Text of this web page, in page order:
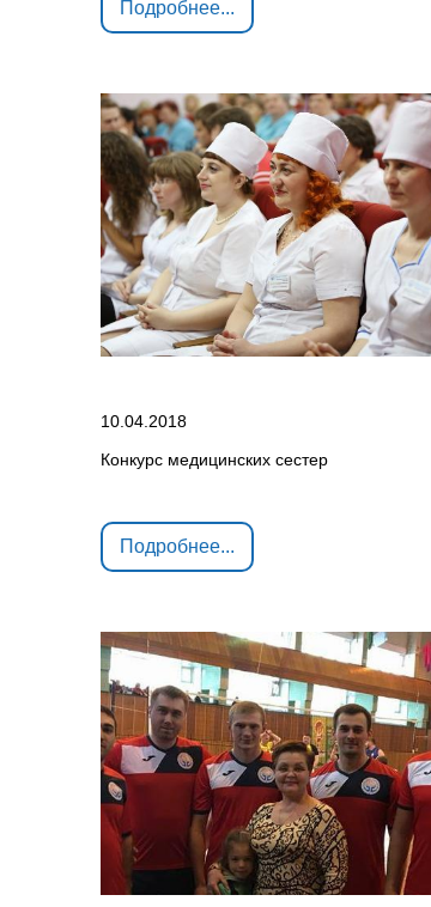
Подробнее...
10.04.2018
Конкурс медицинских сестер
Подробнее...